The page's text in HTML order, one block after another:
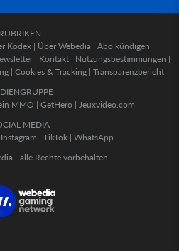
RUBRIKEN
Kodex | Über Webedia | Abo kündigen |
| Kontakt | Nutzungsbestimmungen |
| Cookies & Tracking | Transparenzbericht
MMO | GetHero | Jeuxvideo.com
MEDIA
Instagram | TikTok | WhatsApp
- alle Rechte vorbehalten